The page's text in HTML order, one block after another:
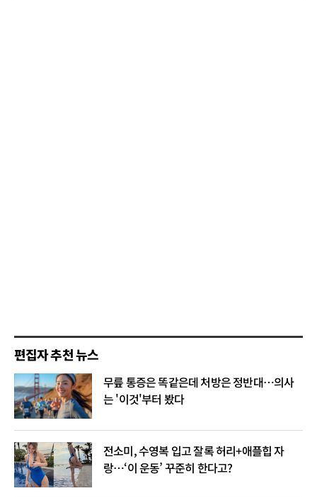
편집자 추천 뉴스
무릎 통증은 똑같은데 처방은 정반대…의사
는 '이것'부터 봤다
전소미, 수영복 입고 잘록 허리+애플힙 자
랑…‘이 운동’ 꾸준히 한다고?